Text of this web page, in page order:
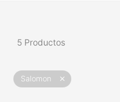
5 Productos
Salomon close